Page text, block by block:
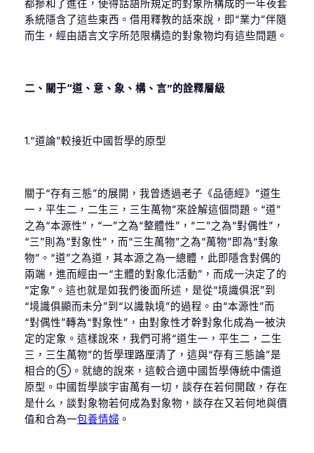
都摻和了進往，使得話語所規定的對象所構成的一年夜套
系統隱含了這些東西。借用釋教的話來說，即“業力”伴隨
而生，經由語言文字所范限構造的對象物均有這些問題。
二、關于“道、意、象、構、言”的詮釋層級
1.“道論”較接近中國哲學的原型
關于“存有三態”的展開，我曾透過老子《品德經》“道生
一，平生二，二生三，三生萬物”來詮解這個問題。“道”
之為“本源性”，“一”之為“整體性”，“二”之為“對偶性”，
“三”則為“對象性”，而“三生萬物”之為“萬物”即為“對象
物”。“道”之為道，其本源之為一總體，此即隱含對偶的
兩端，進而經由一“主體的對象化活動”，而成一決定了的
“定象”。這也就是如我們後面所述，是從“境識俱泯”到
“境識俱顯而未分”到“以識執境”的過程。由“本源性”而
“對偶性”轉為“對象性”，由對象性才幹對象化成為一被決
定的定象。這樣說來，我們可將“道生一，平生二，二生
三，三生萬物”的哲學理路厘清了，這與“存有三態論”是
相合的⑤。就總的說來，這較合適中國哲學傳統中儒道
原型。中國哲學談宇宙萬有一切，談存在若何開啟，存在
是什么，談對象物若何成為對象物，談存在又若何地與價
值和合為一包養情婦 。